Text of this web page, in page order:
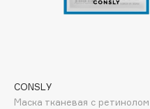
Banderas
CONSLY
Маска тканевая с ретинолом